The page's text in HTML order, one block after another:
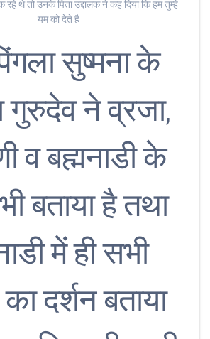
रहे थे तो उनके पिता उद्दालक ने कह दिया कि हम तुम्हे
यम को देते है
सुष्मना के
गुरुदेव ने व्रजा,
व बह्मनाडी के
बताया है तथा
में ही सभी
दर्शन बताया